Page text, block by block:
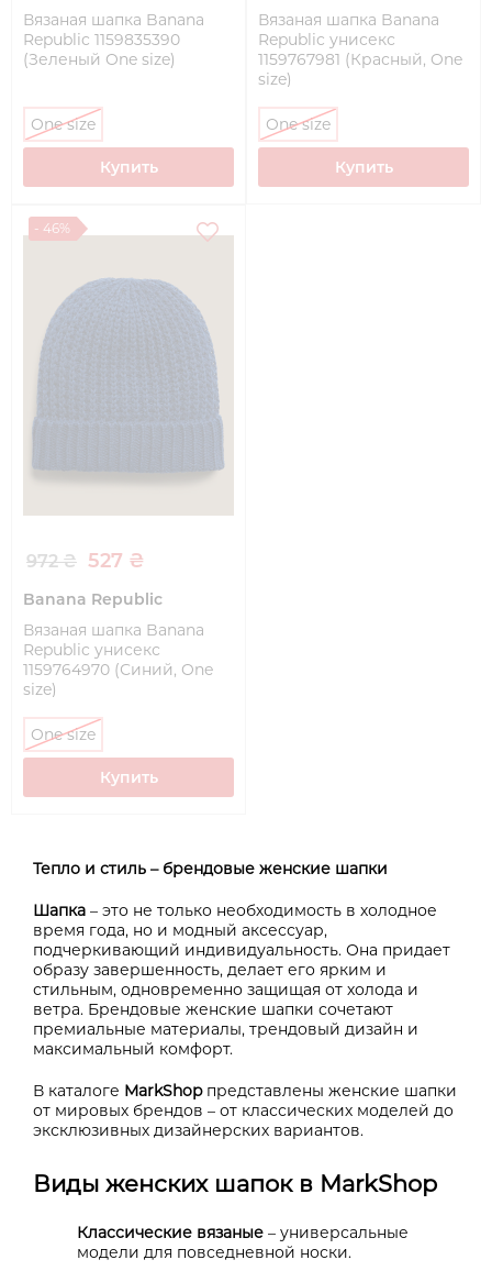
Вязаная шапка Banana
Republic 1159835390
(Зеленый One size)
One size
Купить
Вязаная шапка Banana
Republic унисекс
1159767981 (Красный, One
size)
One size
Купить
- 46%
972 ₴ 527 ₴
Banana Republic
Вязаная шапка Banana
Republic унисекс
1159764970 (Синий, One
size)
One size
Купить
Тепло и стиль – брендовые женские шапки
Шапка – это не только необходимость в холодное
время года, но и модный аксессуар,
подчеркивающий индивидуальность. Она придает
образу завершенность, делает его ярким и
стильным, одновременно защищая от холода и
ветра. Брендовые женские шапки сочетают
премиальные материалы, трендовый дизайн и
максимальный комфорт.
В каталоге MarkShopпредставлены женские шапки
от мировых брендов – от классических моделей до
эксклюзивных дизайнерских вариантов.
Виды женских шапок в MarkShop
Классические вязаные – универсальные
модели для повседневной носки.